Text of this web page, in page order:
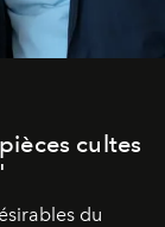
cultes
du